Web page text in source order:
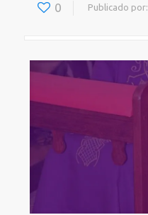
0 Publicado por: